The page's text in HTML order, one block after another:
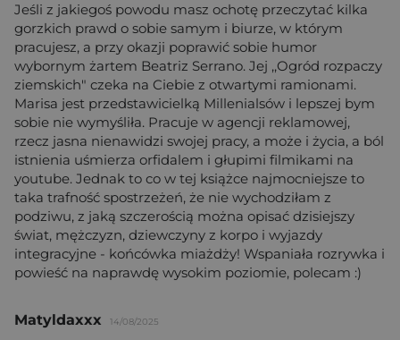
Jeśli z jakiegoś powodu masz ochotę przeczytać kilka
gorzkich prawd o sobie samym i biurze, w którym
pracujesz, a przy okazji poprawić sobie humor
wybornym żartem Beatriz Serrano. Jej ,,Ogród rozpaczy
ziemskich" czeka na Ciebie z otwartymi ramionami.
Marisa jest przedstawicielką Millenialsów i lepszej bym
sobie nie wymyśliła. Pracuje w agencji reklamowej,
rzecz jasna nienawidzi swojej pracy, a może i życia, a ból
istnienia uśmierza orfidalem i głupimi filmikami na
youtube. Jednak to co w tej książce najmocniejsze to
taka trafność spostrzeżeń, że nie wychodziłam z
podziwu, z jaką szczerością można opisać dzisiejszy
świat, mężczyzn, dziewczyny z korpo i wyjazdy
integracyjne - końcówka miażdży! Wspaniała rozrywka i
powieść na naprawdę wysokim poziomie, polecam :)
Matyldaxxx 14/08/2025